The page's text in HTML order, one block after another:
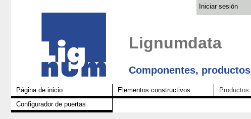
Iniciar sesión
Lignumdata
Componentes,
Página de inicio Elementos constructivos Productos
Configurador de puertas